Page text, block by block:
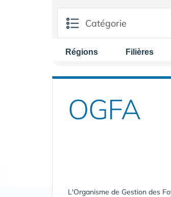
Régions Filières
OGFA
L'Organisme de Gestion des